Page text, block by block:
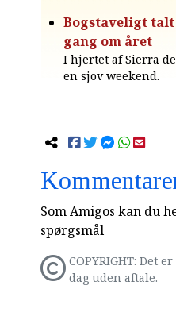
Bogstaveligt
gang om året
I hjertet af Sierra
en sjov weekend.
Som Amigos kan du
spørgsmål
COPYRIGHT: Det
dag uden aftale.